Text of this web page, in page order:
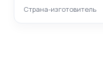
Страна-изготовитель